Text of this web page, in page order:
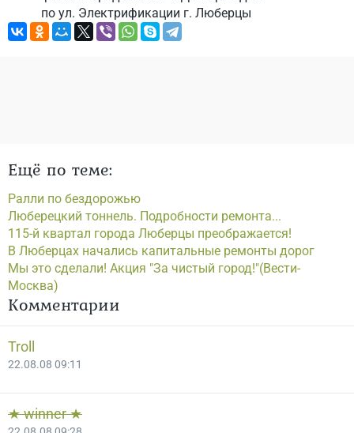
по ул. Электрификации г. Люберцы
Ещё по теме:
Ралли по бездорожью
Люберецкий тоннель. Подробности ремонта...
115-й квартал города Люберцы преображается!
В Люберцах начались капитальные ремонты дорог
Мы это сделали! Акция "За чистый город!"(Вести-
Москва)
Комментарии
Troll
22.08.08 09:11
★ winner ★